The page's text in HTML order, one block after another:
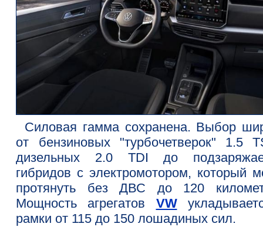
Силовая гамма сохранена. Выбор
от бензиновых "турбочетверок" 1.5
дизельных 2.0 TDI до
гибридов с электромотором, который
протянуть без ДВС до 120
Мощность агрегатов VW
рамки от 115 до 150 лошадиных сил.